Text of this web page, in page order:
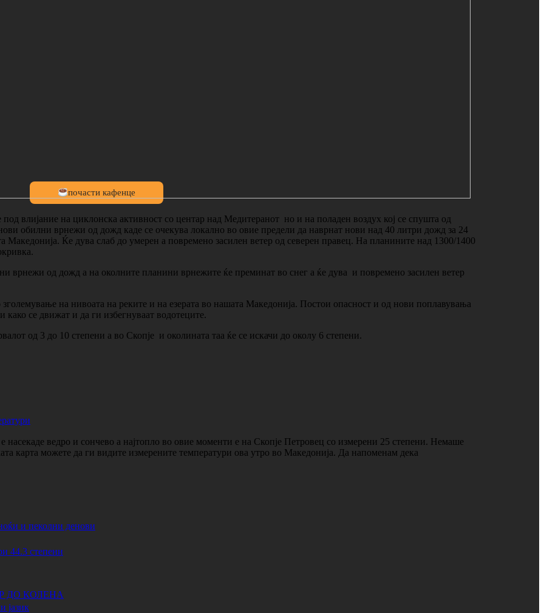
почасти кафенце
влијание на циклонска активност со центар над Медитеранот но и на поладен воздух кој се спушта од
обилни врнежи од дожд каде се очекува локално во овие предели да наврнат нови над 40 литри дожд за 24
Ќе дува слаб до умерен а повремено засилен ветер од северен правец. На планините над 1300/1400
врнежи од дожд а на околните планини врнежите ќе преминат во снег а ќе дува и повремено засилен ветер
на нивоата на реките и на езерата во нашата Македонија. Постои опасност и од нови поплавувања
се движат и да ги избегнуваат водотеците.
од 3 до 10 степени а во Скопје и околината таа ќе се искачи до околу 6 степени.
ведро и сончево а најтопло во овие моменти е на Скопје Петровец со измерени 25 степени. Немаше
карта можете да ги видите измерените температури ова утро во Македонија. Да напоменам дека
и пеколни денови
степени
ДО КОЛЕНА
јазик